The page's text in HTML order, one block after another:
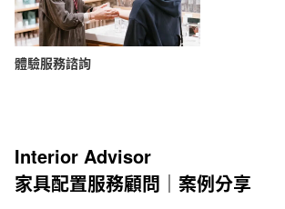
體驗服務諮詢
Interior Advisor
家具配置服務顧問｜案例分享